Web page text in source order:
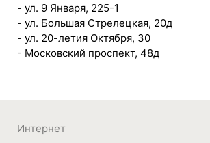
- ул. 9 Января, 225-1
- ул. Большая Стрелецкая, 20д
- ул. 20-летия Октября, 30
- Московский проспект, 48д
Интернет